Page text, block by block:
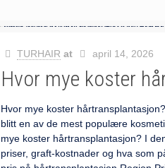
TURHAIR at april 14, 2026
Hvor mye koster
Hvor mye koster
blitt en av de mest populære
mye koster hårtransplantasjon? I
priser, graft-kostnader og hva som